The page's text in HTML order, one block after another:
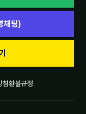
채팅)
침환불규정